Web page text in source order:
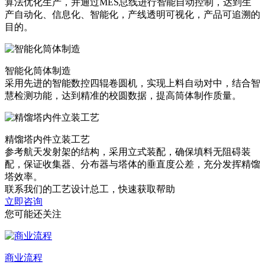
产自动化、信息化、智能化，产线透明可视化，产品可追溯的
目的。
智能化筒体制造
采用先进的智能数控四辊卷圆机，实现上料自动对中，结合智
慧检测功能，达到精准的校圆数据，提高筒体制作质量。
精馏塔内件立装工艺
参考航天发射架的结构，采用立式装配，确保填料无阻碍装
配，保证收集器、分布器与塔体的垂直度公差，充分发挥精馏
塔效率。
联系我们的工艺设计总工，快速获取帮助
立即咨询
您可能还关注
商业流程